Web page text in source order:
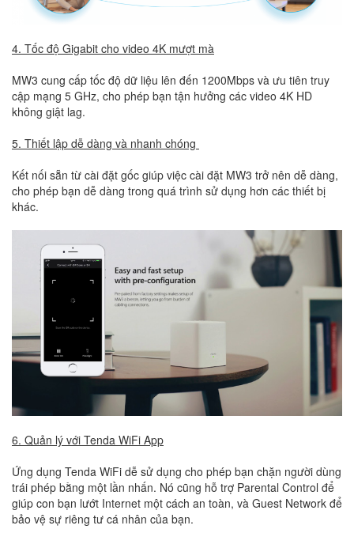
4. Tốc độ Gigabit cho video 4K mượt mà
MW3 cung cấp tốc độ dữ liệu lên đến 1200Mbps và ưu tiên truy
cập mạng 5 GHz, cho phép bạn tận hưởng các video 4K HD
không giật lag.
5. Thiết lập dễ dàng và nhanh chóng
Kết nối sẵn từ cài đặt gốc giúp việc cài đặt MW3 trở nên dễ dàng,
cho phép bạn dễ dàng trong quá trình sử dụng hơn các thiết bị
khác.
6. Quản lý với Tenda WiFi App
Ứng dụng Tenda WiFi dễ sử dụng cho phép bạn chặn người dùng
trái phép bằng một lần nhấn. Nó cũng hỗ trợ Parental Control để
giúp con bạn lướt Internet một cách an toàn, và Guest Network để
bảo vệ sự riêng tư cá nhân của bạn.